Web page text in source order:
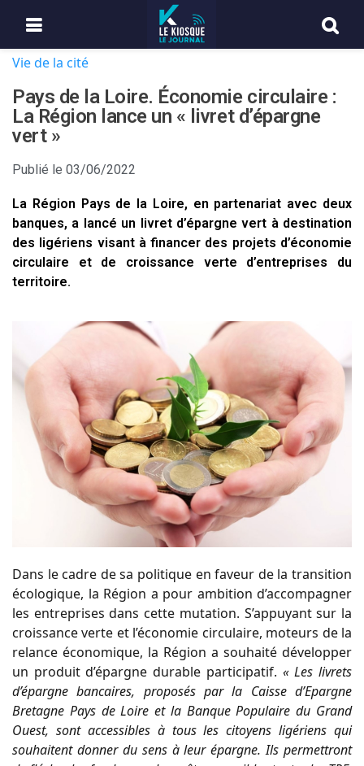
Vie de la cité
Pays de la Loire. Économie circulaire :
La Région lance un « livret d’épargne
vert »
Publié le 03/06/2022
La Région Pays de la Loire, en partenariat avec deux
banques, a lancé un livret d’épargne vert à destination
des ligériens visant à financer des projets d’économie
circulaire et de croissance verte d’entreprises du
territoire.
Dans le cadre de sa politique en faveur de la transition
écologique, la Région a pour ambition d’accompagner
les entreprises dans cette mutation. S’appuyant sur la
croissance verte et l’économie circulaire, moteurs de la
relance économique, la Région a souhaité développer
un produit d’épargne durable participatif. « Les livrets
d’épargne bancaires, proposés par la Caisse d’Epargne
Bretagne Pays de Loire et la Banque Populaire du Grand
Ouest, sont accessibles à tous les citoyens ligériens qui
souhaitent donner du sens à leur épargne. Ils permettront